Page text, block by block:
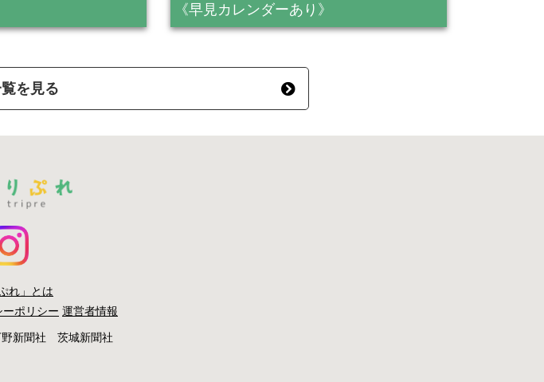
《早見カレンダーあり》
を見る
れ」とは
ーポリシー 運営者情報
新聞社 茨城新聞社